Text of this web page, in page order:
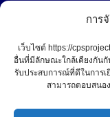
การ
เว็บไซต์ https://
อื่นที่มีลักษณะใกล้เคียงกันกั
รับประสบการณ์ที่ดีในการ
สามารถตอบสนอ
คอมพิวเตอร์
โน๊ตบุ๊ค